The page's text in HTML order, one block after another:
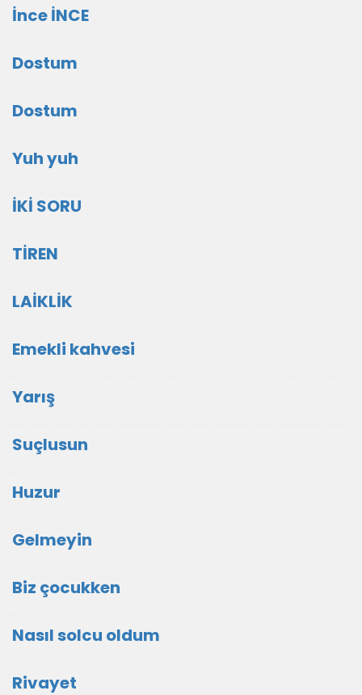
İnce İNCE
Dostum
Dostum
Yuh yuh
İKİ SORU
TİREN
LAİKLİK
Emekli kahvesi
Yarış
Suçlusun
Huzur
Gelmeyin
Biz çocukken
Nasıl solcu oldum
Rivayet